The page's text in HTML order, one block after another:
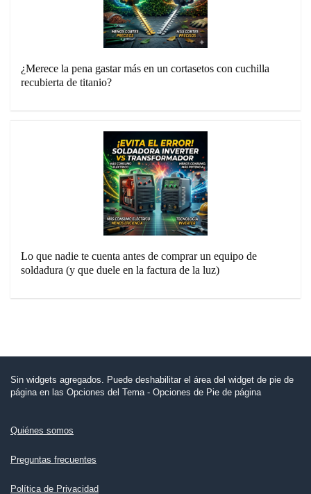
¿Merece la pena gastar más en un cortasetos con cuchilla
recubierta de titanio?
Lo que nadie te cuenta antes de comprar un equipo de
soldadura (y que duele en la factura de la luz)
Sin widgets agregados. Puede deshabilitar el área del widget de pie de
página en las Opciones del Tema - Opciones de Pie de página
Quiénes somos
Preguntas frecuentes
Política de Privacidad